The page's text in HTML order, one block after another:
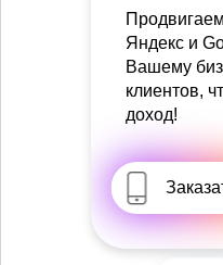
Яндекс и
Вашему
клиентов,
доход!